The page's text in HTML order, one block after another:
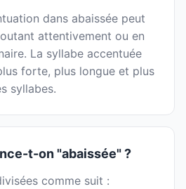
dans abaissée peut
attentivement ou en
La syllabe accentuée
forte, plus longue et plus
syllabes.
t-on "abaissée" ?
comme suit :